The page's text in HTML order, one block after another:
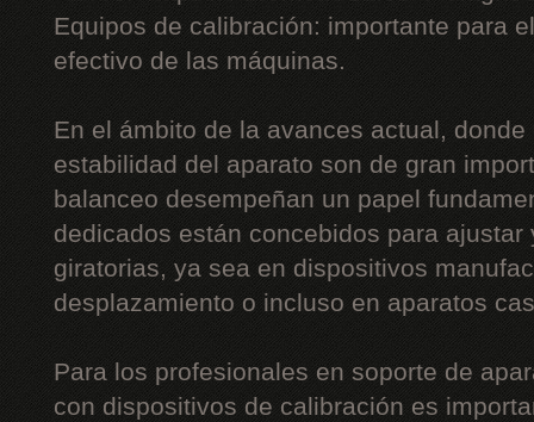
Equipos de calibración: importante para
efectivo de las máquinas.
En el ámbito de la avances actual,
estabilidad del aparato son de gran
balanceo desempeñan un papel
dedicados están concebidos para
giratorias, ya sea en dispositivos
desplazamiento o incluso en aparatos
Para los profesionales en soporte de
con dispositivos de calibración es